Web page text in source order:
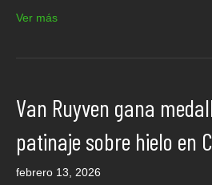
Ver más
Van Ruyven gana
patinaje sobre hielo en
febrero 13, 2026